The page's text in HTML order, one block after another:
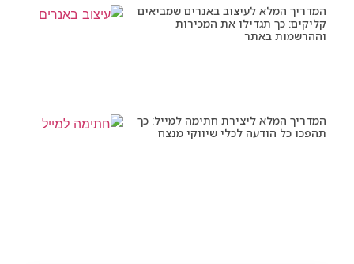
המדריך המלא לעיצוב באנרים שמביאים
קליקים: כך תגדילו את המכירות
וההרשמות באתר
המדריך המלא ליצירת חתימה למייל: כך
תהפכו כל הודעה לכלי שיווקי מנצח